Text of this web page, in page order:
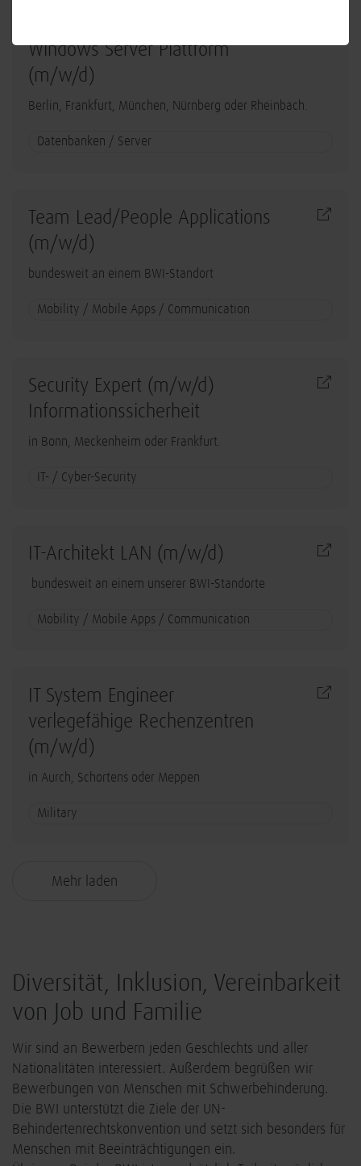
Windows Server Plattform
(m/w/d)
Berlin, Frankfurt, München, Nürnberg oder Rheinbach.
Datenbanken / Server
Team Lead/People Applications
(m/w/d)
bundesweit an einem BWI-Standort
Mobility / Mobile Apps / Communication
Security Expert (m/w/d)
Informationssicherheit
in Bonn, Meckenheim oder Frankfurt.
IT- / Cyber-Security
IT-Architekt LAN (m/w/d)
bundesweit an einem unserer BWI-Standorte
Mobility / Mobile Apps / Communication
IT System Engineer
verlegefähige Rechenzentren
(m/w/d)
in Aurch, Schortens oder Meppen
Military
Mehr laden
Diversität, Inklusion, Vereinbarkeit
von Job und Familie
Wir sind an Bewerbern jeden Geschlechts und aller
Nationalitäten interessiert. Außerdem begrüßen wir
Bewerbungen von Menschen mit Schwerbehinderung.
Die BWI unterstützt die Ziele der UN-
Behindertenrechtskonvention und setzt sich besonders für
Menschen mit Beeinträchtigungen ein.